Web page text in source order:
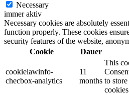
Necessary
immer aktiv
Necessary cookies are absolutely
function properly. These cookies
security features of the website,
Cookie
Dauer
cookielawinfo-
checbox-analytics
11
months
This
to